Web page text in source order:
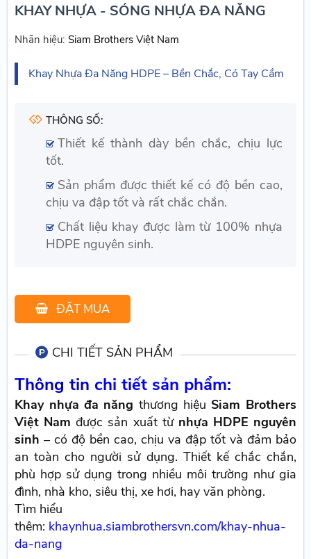
KHAY NHỰA - SÓNG NHỰA ĐA NĂNG
Nhãn hiệu: Siam Brothers Việt Nam
Khay Nhựa Đa Năng HDPE – Bền Chắc, Có Tay Cầm
THÔNG SỐ:
Thiết kế thành dày bền chắc, chịu lực
tốt.
Sản phẩm được thiết kế có độ bền cao,
chịu va đập tốt và rất chắc chắn.
Chất liệu khay được làm từ 100% nhựa
HDPE nguyên sinh.
ĐẶT MUA
CHI TIẾT SẢN PHẨM
Thông tin chi tiết sản phẩm:
Khay nhựa đa năng thương hiệu Siam Brothers
Việt Nam được sản xuất từ nhựa HDPE nguyên
sinh – có độ bền cao, chịu va đập tốt và đảm bảo
an toàn cho người sử dụng. Thiết kế chắc chắn,
phù hợp sử dụng trong nhiều môi trường như gia
đình, nhà kho, siêu thị, xe hơi, hay văn phòng.
Tìm hiểu
thêm: khaynhua.siambrothersvn.com/khay-nhua-
da-nang